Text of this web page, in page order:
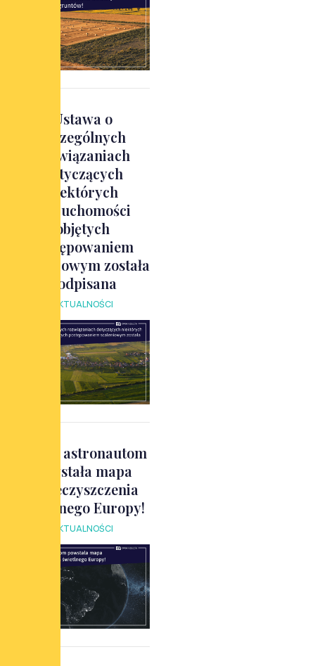
Ustawa o
szczególnych
rozwiązaniach
dotyczących
niektórych
nieruchomości
objętych
postępowaniem
scaleniowym została
podpisana
AKTUALNOŚCI
Dzięki astronautom
powstała mapa
zanieczyszczenia
świetlnego Europy!
AKTUALNOŚCI